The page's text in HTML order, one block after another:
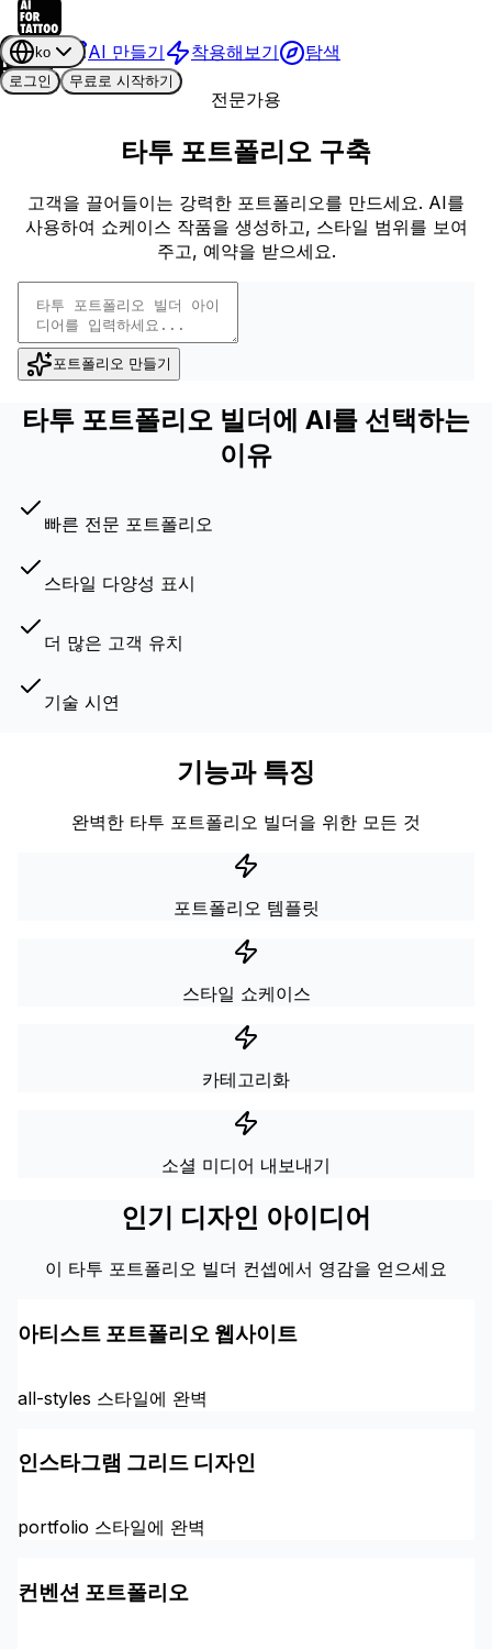
AI 만들기 착용해보기 탐색
ko
로그인
무료로 시작하기
전문가용
타투 포트폴리오 구축
고객을 끌어들이는 강력한 포트폴리오를 만드세요. AI를
사용하여 쇼케이스 작품을 생성하고, 스타일 범위를 보여
주고, 예약을 받으세요.
포트폴리오 만들기
타투 포트폴리오 빌더에 AI를 선택하는
이유
빠른 전문 포트폴리오
스타일 다양성 표시
더 많은 고객 유치
기술 시연
기능과 특징
완벽한 타투 포트폴리오 빌더을 위한 모든 것
포트폴리오 템플릿
스타일 쇼케이스
카테고리화
소셜 미디어 내보내기
인기 디자인 아이디어
이 타투 포트폴리오 빌더 컨셉에서 영감을 얻으세요
아티스트 포트폴리오 웹사이트
all-styles 스타일에 완벽
인스타그램 그리드 디자인
portfolio 스타일에 완벽
컨벤션 포트폴리오